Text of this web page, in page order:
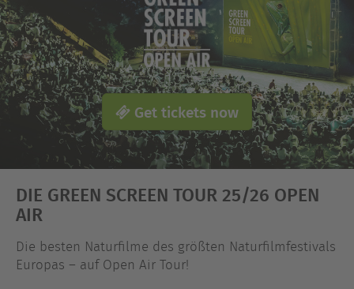
Get tickets now
DIE GREEN SCREEN TOUR 25/26 OPEN
AIR
Die besten Naturfilme des größten Naturfilmfestivals
Europas – auf Open Air Tour!